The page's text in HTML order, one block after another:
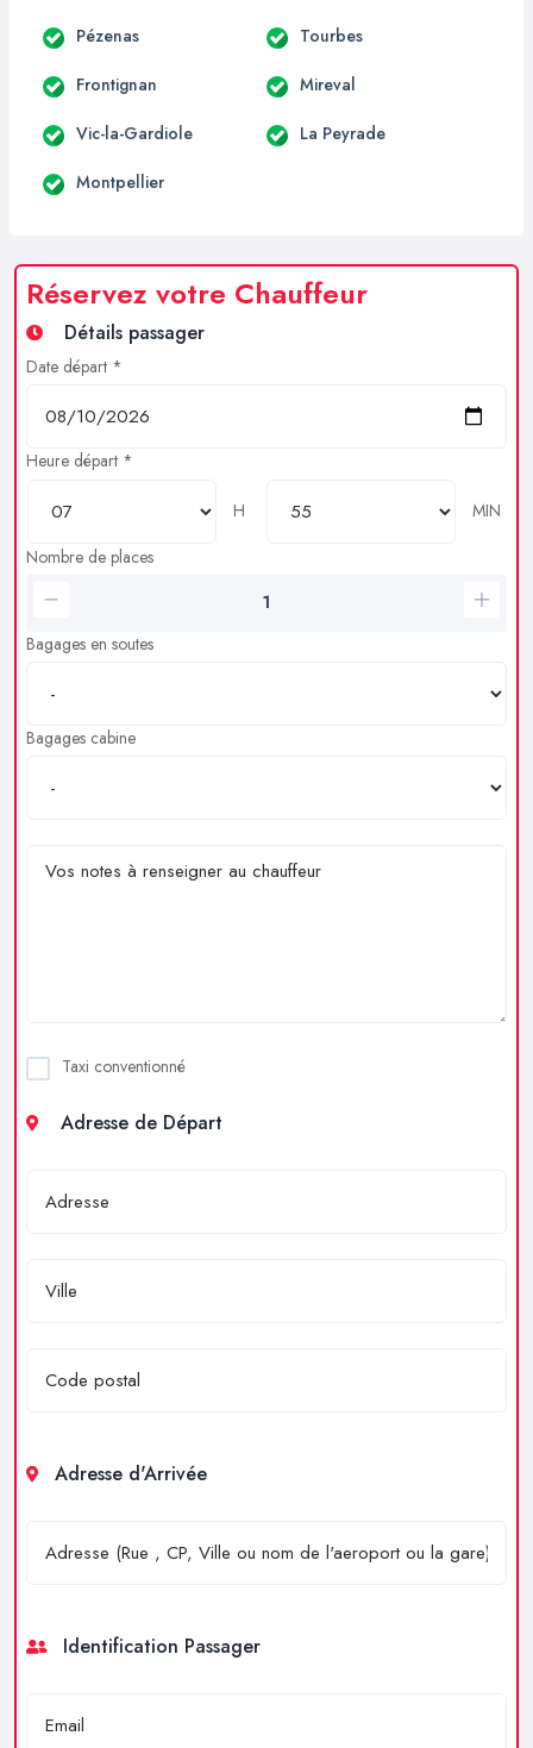
Pézenas Tourbes
Frontignan Mireval
Vic-la-Gardiole La Peyrade
Montpellier
Réservez votre Chauffeur
Détails passager
Date départ *
Heure départ *
H
MIN
Nombre de places
Bagages en soutes
Bagages cabine
Taxi conventionné
Adresse de Départ
Adresse d'Arrivée
Identification Passager